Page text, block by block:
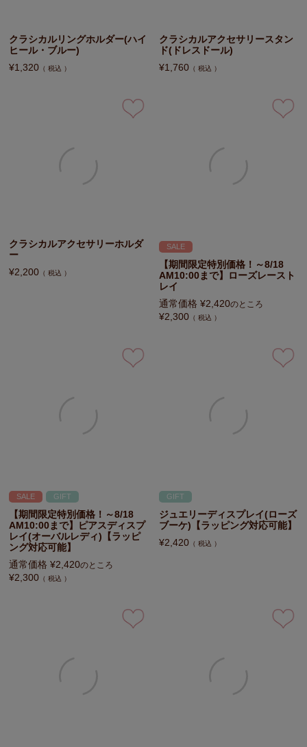
クラシカルリングホルダー(ハイ
ヒール・ブルー)
¥1,320 税込
クラシカルアクセサリースタン
ド(ドレスドール)
¥1,760 税込
クラシカルアクセサリーホルダ
ー
¥2,200 税込
SALE
【期間限定特別価格！～8/18
AM10:00まで】ローズレースト
レイ
通常価格 ¥2,420のところ
¥2,300 税込
SALE GIFT
【期間限定特別価格！～8/18
AM10:00まで】ピアスディスプ
レイ(オーバルレディ)【ラッピ
ング対応可能】
通常価格 ¥2,420のところ
¥2,300 税込
GIFT
ジュエリーディスプレイ(ローズ
ブーケ)【ラッピング対応可能】
¥2,420 税込